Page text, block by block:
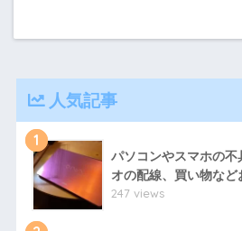
人気記事
1
パソコンやスマホの不
オの配線、買い物な
247 views